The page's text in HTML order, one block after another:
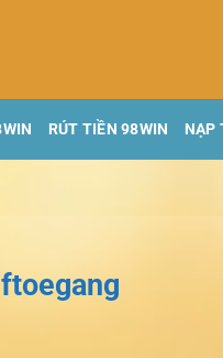
RÚT TIỀN 98WIN NẠP